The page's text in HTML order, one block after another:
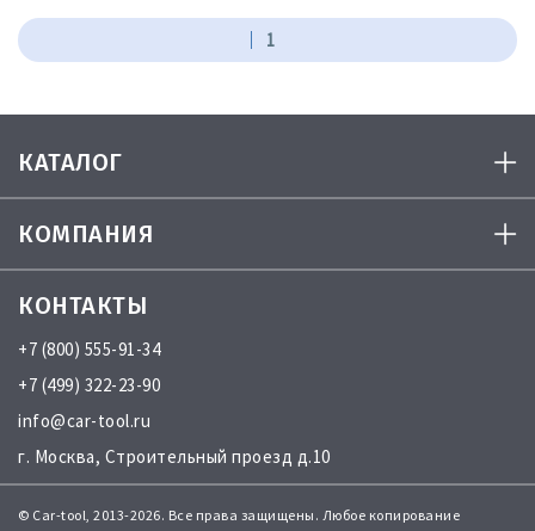
1
КАТАЛОГ
КОМПАНИЯ
КОНТАКТЫ
+7 (800) 555-91-34
+7 (499) 322-23-90
info@car-tool.ru
г. Москва, Строительный проезд д.10
© Car-tool, 2013-2026. Все права защищены. Любое копирование